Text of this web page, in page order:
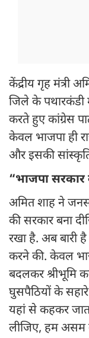
केंद्रीय गृह मंत्री
जिले के पथारकंडी
करते हुए कांग्रेस
केवल भाजपा ही
और इसकी
“भाजपा सरकार
अमित शाह ने
की सरकार बना
रखा है. अब बारी
करने की. केवल
बदलकर श्रीभूमि
घुसपैठियों के
यहां से कहकर
लीजिए, हम असम